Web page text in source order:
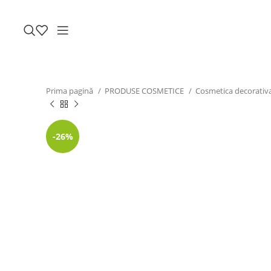
Prima pagină PRODUSE COSMETICE Cosmetica
-26%